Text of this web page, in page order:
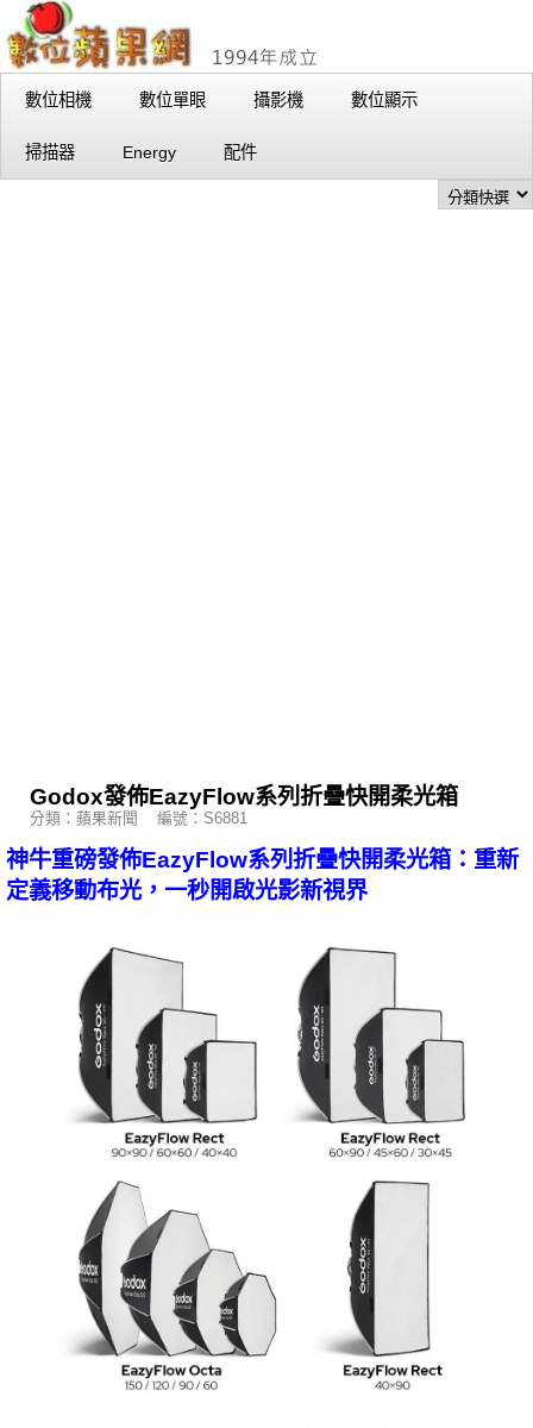
數位相機 數位單眼 攝影機 數位顯示
掃描器 Energy 配件
Godox發佈EazyFlow系列折疊快開柔光箱
分類：蘋果新聞 編號：S6881
神牛重磅發佈EazyFlow系列折疊快開柔光箱：重新
定義移動布光，一秒開啟光影新視界